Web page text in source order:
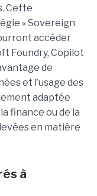
Cette
« Sovereign
accéder
Foundry, Copilot
de
et l’usage des
adaptée
finance ou de la
en matière
à